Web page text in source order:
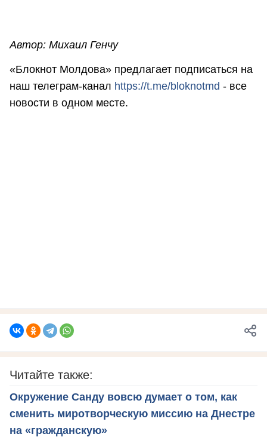
Автор: Михаил Генчу
«Блокнот Молдова» предлагает подписаться на
наш телеграм-канал https://t.me/bloknotmd - все
новости в одном месте.
Читайте также:
Окружение Санду вовсю думает о том, как
сменить миротворческую миссию на Днестре
на «гражданскую»